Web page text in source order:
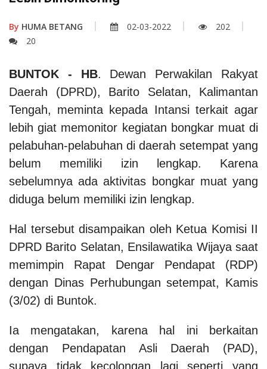
By HUMA BETANG 02-03-2022
202
20
BUNTOK - HB. Dewan Perwakilan Rakyat
Daerah (DPRD), Barito Selatan, Kalimantan
Tengah, meminta kepada Intansi terkait agar
lebih giat memonitor kegiatan bongkar muat di
pelabuhan-pelabuhan di daerah setempat yang
belum memiliki izin lengkap. Karena
sebelumnya ada aktivitas bongkar muat yang
diduga belum memiliki izin lengkap.
Hal tersebut disampaikan oleh Ketua Komisi II
DPRD Barito Selatan, Ensilawatika Wijaya saat
memimpin Rapat Dengar Pendapat (RDP)
dengan Dinas Perhubungan setempat, Kamis
(3/02) di Buntok.
Ia mengatakan, karena hal ini berkaitan
dengan Pendapatan Asli Daerah (PAD),
supaya tidak kecolongan lagi seperti yang